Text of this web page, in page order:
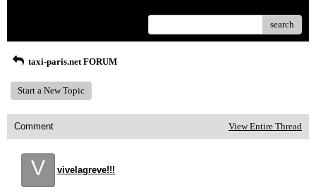
search
taxi-paris.net FORUM
Start a New Topic
Comment View Entire Thread
V vivelagreve!!!